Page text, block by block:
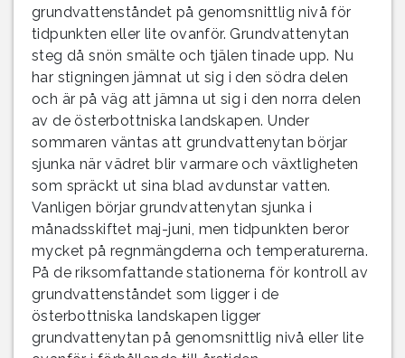
grundvattenståndet på genomsnittlig nivå för
tidpunkten eller lite ovanför. Grundvattenytan
steg då snön smälte och tjälen tinade upp. Nu
har stigningen jämnat ut sig i den södra delen
och är på väg att jämna ut sig i den norra delen
av de österbottniska landskapen. Under
sommaren väntas att grundvattenytan börjar
sjunka när vädret blir varmare och växtligheten
som spräckt ut sina blad avdunstar vatten.
Vanligen börjar grundvattenytan sjunka i
månadsskiftet maj-juni, men tidpunkten beror
mycket på regnmängderna och temperaturerna.
På de riksomfattande stationerna för kontroll av
grundvattenståndet som ligger i de
österbottniska landskapen ligger
grundvattenytan på genomsnittlig nivå eller lite